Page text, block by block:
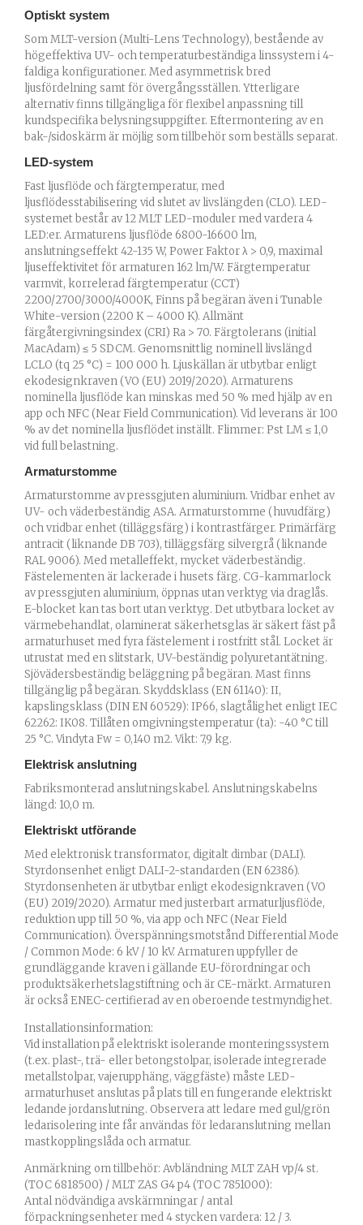
Optiskt system
Som MLT-version (Multi-Lens Technology), bestående av
högeffektiva UV- och temperaturbeständiga linssystem i 4-
faldiga konfigurationer. Med asymmetrisk bred
ljusfördelning samt för övergångsställen. Ytterligare
alternativ finns tillgängliga för flexibel anpassning till
kundspecifika belysningsuppgifter. Eftermontering av en
bak-/sidoskärm är möjlig som tillbehör som beställs separat.
LED-system
Fast ljusflöde och färgtemperatur, med
ljusflödesstabilisering vid slutet av livslängden (CLO). LED-
systemet består av 12 MLT LED-moduler med vardera 4
LED:er. Armaturens ljusflöde 6800-16600 lm,
anslutningseffekt 42-135 W, Power Faktor λ > 0,9, maximal
ljuseffektivitet för armaturen 162 lm/W. Färgtemperatur
varmvit, korrelerad färgtemperatur (CCT)
2200/2700/3000/4000K, Finns på begäran även i Tunable
White-version (2200 K – 4000 K). Allmänt
färgåtergivningsindex (CRI) Ra > 70. Färgtolerans (initial
MacAdam) ≤ 5 SDCM. Genomsnittlig nominell livslängd
LCLO (tq 25 °C) = 100 000 h. Ljuskällan är utbytbar enligt
ekodesignkraven (VO (EU) 2019/2020). Armaturens
nominella ljusflöde kan minskas med 50 % med hjälp av en
app och NFC (Near Field Communication). Vid leverans är 100
% av det nominella ljusflödet inställt. Flimmer: Pst LM ≤ 1,0
vid full belastning.
Armaturstomme
Armaturstomme av pressgjuten aluminium. Vridbar enhet av
UV- och väderbeständig ASA. Armaturstomme (huvudfärg)
och vridbar enhet (tilläggsfärg) i kontrastfärger. Primärfärg
antracit (liknande DB 703), tilläggsfärg silvergrå (liknande
RAL 9006). Med metalleffekt, mycket väderbeständig.
Fästelementen är lackerade i husets färg. CG-kammarlock
av pressgjuten aluminium, öppnas utan verktyg via draglås.
E-blocket kan tas bort utan verktyg. Det utbytbara locket av
värmebehandlat, olaminerat säkerhetsglas är säkert fäst på
armaturhuset med fyra fästelement i rostfritt stål. Locket är
utrustat med en slitstark, UV-beständig polyuretantätning.
Sjövädersbeständig beläggning på begäran. Mast finns
tillgänglig på begäran. Skyddsklass (EN 61140): II,
kapslingsklass (DIN EN 60529): IP66, slagtålighet enligt IEC
62262: IK08. Tillåten omgivningstemperatur (ta): -40 °C till
25 °C. Vindyta Fw = 0,140 m2. Vikt: 7,9 kg.
Elektrisk anslutning
Fabriksmonterad anslutningskabel. Anslutningskabelns
längd: 10,0 m.
Elektriskt utförande
Med elektronisk transformator, digitalt dimbar (DALI).
Styrdonsenhet enligt DALI-2-standarden (EN 62386).
Styrdonsenheten är utbytbar enligt ekodesignkraven (VO
(EU) 2019/2020). Armatur med justerbart armaturljusflöde,
reduktion upp till 50 %, via app och NFC (Near Field
Communication). Överspänningsmotstånd Differential Mode
/ Common Mode: 6 kV / 10 kV. Armaturen uppfyller de
grundläggande kraven i gällande EU-förordningar och
produktsäkerhetslagstiftning och är CE-märkt. Armaturen
är också ENEC-certifierad av en oberoende testmyndighet.
Installationsinformation:
Vid installation på elektriskt isolerande monteringssystem
(t.ex. plast-, trä- eller betongstolpar, isolerade integrerade
metallstolpar, vajerupphäng, väggfäste) måste LED-
armaturhuset anslutas på plats till en fungerande elektriskt
ledande jordanslutning. Observera att ledare med gul/grön
ledarisolering inte får användas för ledaranslutning mellan
mastkopplingslåda och armatur.
Anmärkning om tillbehör: Avbländning MLT ZAH vp/4 st.
(TOC 6818500) / MLT ZAS G4 p4 (TOC 7851000):
Antal nödvändiga avskärmningar / antal
förpackningsenheter med 4 stycken vardera: 12 / 3.